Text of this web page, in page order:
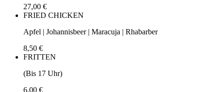
27,00 €
FRIED CHICKEN
Apfel | Johannisbeer | Maracuja | Rhabarber
8,50 €
FRITTEN
(Bis 17 Uhr)
6,00 €